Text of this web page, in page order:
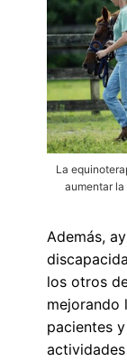
La
aumentar
Además,
los otros
mejorando
pacientes